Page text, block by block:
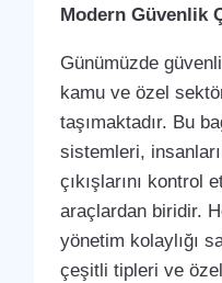
Modern Güvenlik
Günümüzde
kamu ve özel
taşımaktadır. Bu
sistemleri,
çıkışlarını kontrol
araçlardan biridir.
yönetim kolaylığı
çeşitli tipleri ve